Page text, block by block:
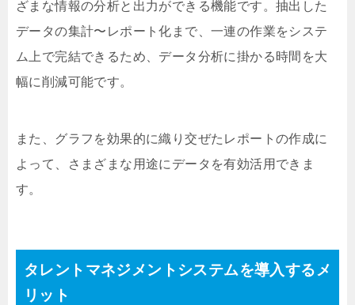
ざまな情報の分析と出力ができる機能です。抽出した
データの集計〜レポート化まで、一連の作業をシステ
ム上で完結できるため、データ分析に掛かる時間を大
幅に削減可能です。
また、グラフを効果的に織り交ぜたレポートの作成に
よって、さまざまな用途にデータを有効活用できま
す。
タレントマネジメントシステムを導入するメ
リット